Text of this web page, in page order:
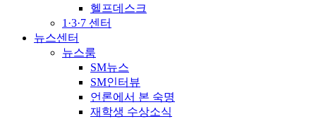
헬프데스크
1·3·7 센터
뉴스센터
뉴스룸
SM뉴스
SM인터뷰
언론에서 본 숙명
재학생 수상소식